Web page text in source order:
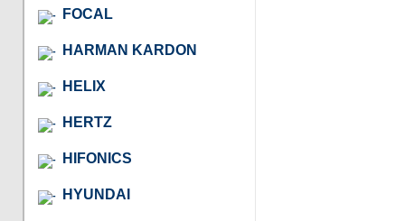
FOCAL
HARMAN KARDON
HELIX
HERTZ
HIFONICS
HYUNDAI